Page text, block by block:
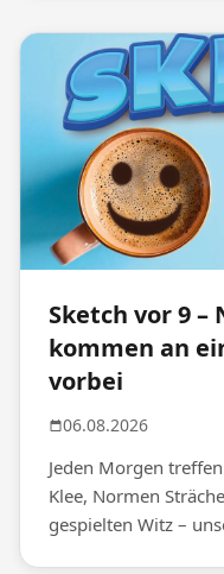
Sketch vor 9
kommen an
vorbei
06.08.2026
Jeden Morgen
Klee, Normen
gespielten Witz –